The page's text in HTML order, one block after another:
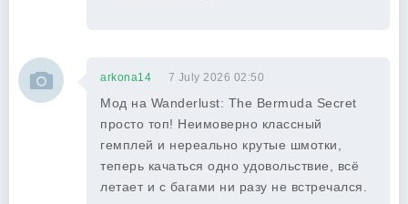
arkona14 7 July 2026 02:50
Мод на Wanderlust: The Bermuda Secret
просто топ! Неимоверно классный
гемплей и нереально крутые шмотки,
теперь качаться одно удовольствие, всё
летает и с багами ни разу не встречался.